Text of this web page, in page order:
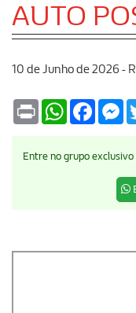
AUTO
10 de Junho de 2026 -
Print WhatsApp
Entre no grupo exclusivo